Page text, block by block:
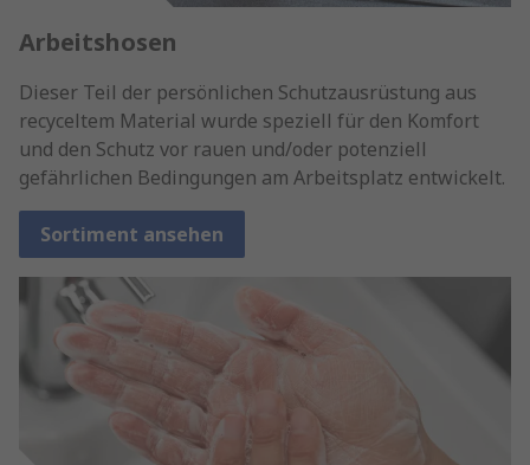
Arbeitshosen
Dieser Teil der persönlichen Schutzausrüstung aus
recyceltem Material wurde speziell für den Komfort
und den Schutz vor rauen und/oder potenziell
gefährlichen Bedingungen am Arbeitsplatz entwickelt.
Sortiment ansehen